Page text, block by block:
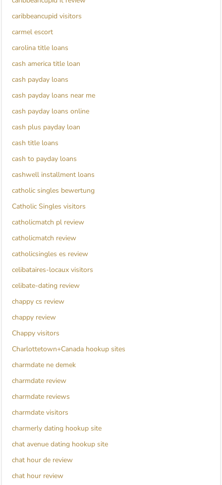
caribbeancupid visitors
carmel escort
carolina title loans
cash america title loan
cash payday loans
cash payday loans near me
cash payday loans online
cash plus payday loan
cash title loans
cash to payday loans
cashwell installment loans
catholic singles bewertung
Catholic Singles visitors
catholicmatch pl review
catholicmatch review
catholicsingles es review
celibataires-locaux visitors
celibate-dating review
chappy cs review
chappy review
Chappy visitors
Charlottetown+Canada hookup sites
charmdate ne demek
charmdate review
charmdate reviews
charmdate visitors
charmerly dating hookup site
chat avenue dating hookup site
chat hour de review
chat hour review